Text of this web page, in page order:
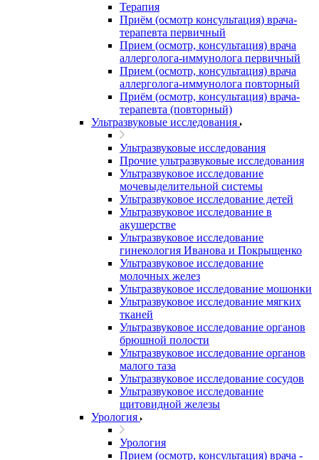
Терапия
Приём (осмотр консультация) врача-
терапевта первичный
Прием (осмотр, консультация) врача
аллерголога-иммунолога первичный
Прием (осмотр, консультация) врача
аллерголога-иммунолога повторный
Приём (осмотр, консультация) врача-
терапевта (повторный)
Ультразвуковые исследования
Ультразвуковые исследования
Прочие ультразвуковые исследования
Ультразвуковое исследование
мочевыделительной системы
Ультразвуковое исследование детей
Ультразвуковое исследование в
акушерстве
Ультразвуковое исследование
гинекология Иванова и Покрыщенко
Ультразвуковое исследование
молочных желез
Ультразвуковое исследование мошонки
Ультразвуковое исследование мягких
тканей
Ультразвуковое исследование органов
брюшной полости
Ультразвуковое исследование органов
малого таза
Ультразвуковое исследование сосудов
Ультразвуковое исследование
щитовидной железы
Урология
Урология
Прием (осмотр, консультация) врача -